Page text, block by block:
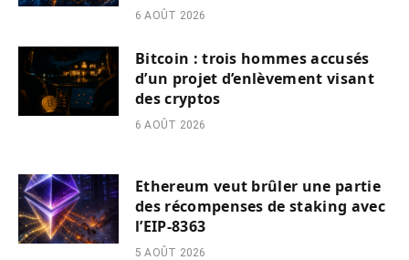
6 AOÛT 2026
Bitcoin : trois hommes accusés
d’un projet d’enlèvement visant
des cryptos
6 AOÛT 2026
Ethereum veut brûler une partie
des récompenses de staking avec
l’EIP-8363
5 AOÛT 2026